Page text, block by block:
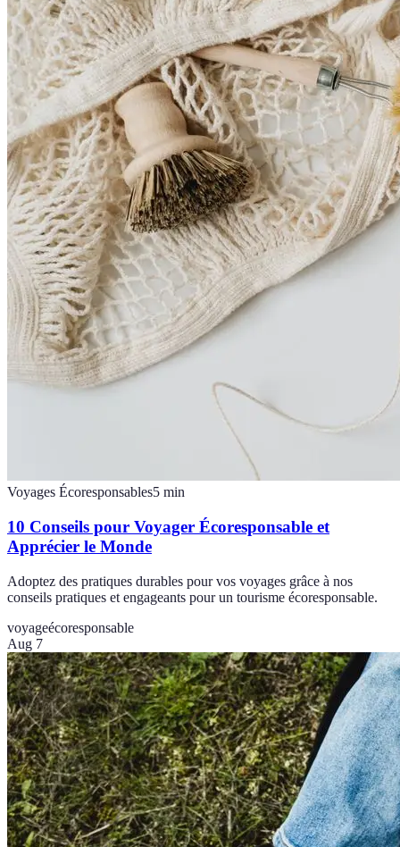
Voyages Écoresponsables5 min
10 Conseils pour Voyager Écoresponsable et
Apprécier le Monde
Adoptez des pratiques durables pour vos voyages grâce à nos
conseils pratiques et engageants pour un tourisme écoresponsable.
voyageécoresponsable
Aug 7